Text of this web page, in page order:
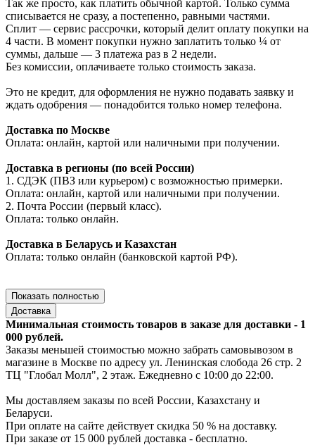
Так же просто, как платить обычной картой. Только сумма
списывается не сразу, а постепенно, равными частями.
Сплит — сервис рассрочки, который делит оплату покупки на
4 части. В момент покупки нужно заплатить только ¼ от
суммы, дальше — 3 платежа раз в 2 недели.
Без комиссии, оплачиваете только стоимость заказа.
Это не кредит, для оформления не нужно подавать заявку и
ждать одобрения — понадобится только номер телефона.
Доставка по Москве
Оплата: онлайн, картой или наличными при получении.
Доставка в регионы (по всей России)
1. СДЭК (ПВЗ или курьером) с возможностью примерки.
Оплата: онлайн, картой или наличными при получении.
2. Почта России (первый класс).
Оплата: только онлайн.
Доставка в Беларусь и Казахстан
Оплата: только онлайн (банковской картой РФ).
Показать полностью
Доставка
Минимальная стоимость товаров в заказе для доставки - 1
000 рублей.
Заказы меньшей стоимостью можно забрать самовывозом в
магазине в Москве по адресу ул. Ленинская слобода 26 стр. 2
ТЦ "Глобал Молл", 2 этаж. Ежедневно с 10:00 до 22:00.
Мы доставляем заказы по всей России, Казахстану и
Беларуси.
При оплате на сайте действует скидка 50 % на доставку.
При заказе от 15 000 рублей доставка - бесплатно.